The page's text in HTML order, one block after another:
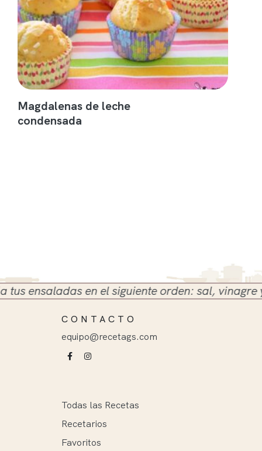
Magdalenas de leche
condensada
en el siguiente orden: sal, vinagre y
CONTACTO
equipo@recetags.com
Todas las Recetas
Recetarios
Favoritos